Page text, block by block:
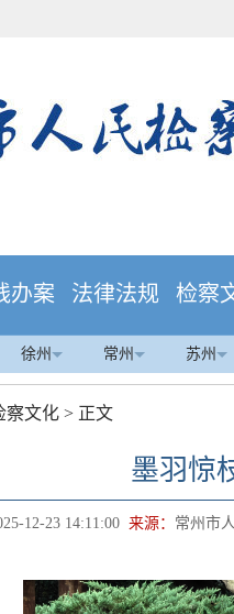
办案 法律法规 检察
徐州 常州 苏州
察文化 > 正文
墨羽惊
12-23 14:11:00 来源： 常州市